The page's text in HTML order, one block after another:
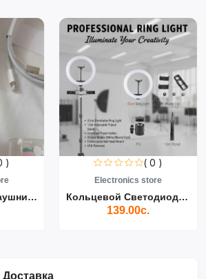
)
Беспроводные Наушники Air...
( 0 )
Electronics store
Кольцевой Светодиодный Св...
139.00с.